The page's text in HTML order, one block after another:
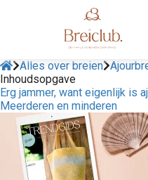
Alles over breien
Inhoudsopgave
Erg jammer, want eigenlijk is
Meerderen en minderen